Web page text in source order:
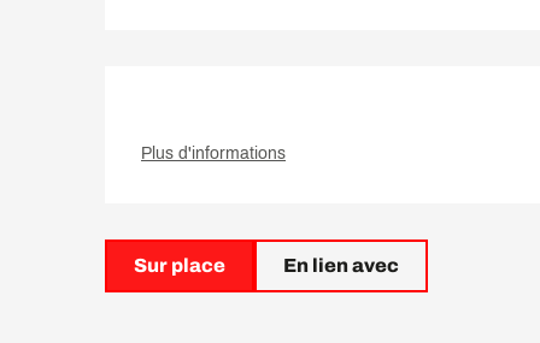
Plus d'informations
Sur place En lien avec